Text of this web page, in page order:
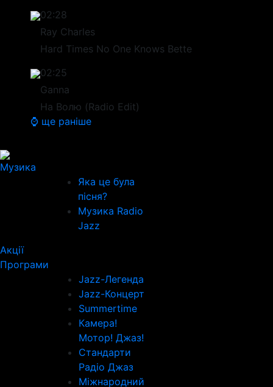
02:28
Ray Charles
Hard Times No One Knows Bette
02:25
Ganna
На Волю (Radio Edit)
⌚ ще раніше
Музика
Яка це була
пісня?
Музика Radio
Jazz
Акції
Програми
Jazz-Легенда
Jazz-Концерт
Summertime
Камера!
Мотор! Джаз!
Стандарти
Радіо Джаз
Міжнародний